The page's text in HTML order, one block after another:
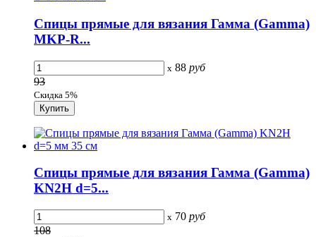
Спицы прямые для вязания Гамма (Gamma)
MKP-R...
x 88 руб
93
Скидка 5%
Спицы прямые для вязания Гамма (Gamma)
KN2H d=5...
x 70 руб
108